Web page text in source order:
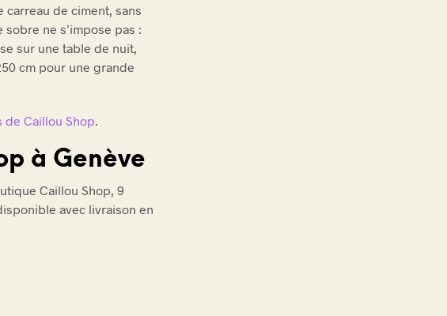
de ciment, sans
ne s’impose pas :
sur une table de nuit,
cm pour une grande
de Caillou Shop.
à Genève
Caillou Shop, 9
avec livraison en